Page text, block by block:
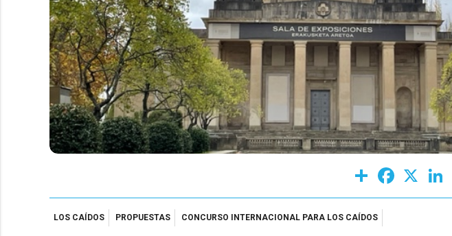
Share Facebook
LOS CAÍDOS PROPUESTAS CONCURSO INTERNACIONAL PARA LOS CAÍDOS